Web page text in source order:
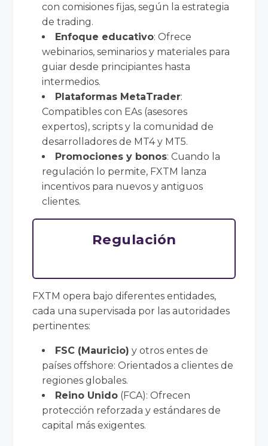
con comisiones fijas, según la estrategia
de trading.
Enfoque educativo: Ofrece
webinarios, seminarios y materiales para
guiar desde principiantes hasta
intermedios.
Plataformas MetaTrader:
Compatibles con EAs (asesores
expertos), scripts y la comunidad de
desarrolladores de MT4 y MT5.
Promociones y bonos: Cuando la
regulación lo permite, FXTM lanza
incentivos para nuevos y antiguos
clientes.
Regulación
FXTM opera bajo diferentes entidades,
cada una supervisada por las autoridades
pertinentes:
FSC (Mauricio) y otros entes de
países offshore: Orientados a clientes de
regiones globales.
Reino Unido (FCA): Ofrecen
protección reforzada y estándares de
capital más exigentes.